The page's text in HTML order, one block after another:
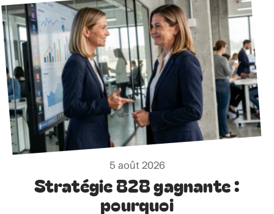
5 août 2026
Stratégie B2B gagnante :
pourquoi